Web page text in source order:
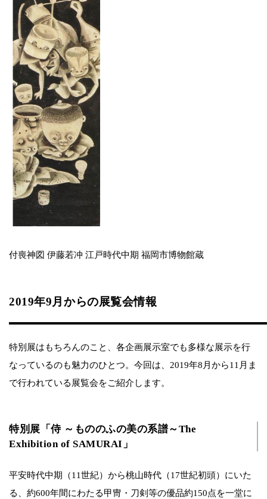
付喪神図 伊藤若冲 江戸時代中期 福岡市博物館蔵
2019年9月からの展覧会情報
特別展はもちろんのこと、各企画展示室でも多様な展示を行
なっているのも魅力のひとつ。今回は、2019年8月から11月ま
で行われている展覧会をご紹介します。
特別展「侍 ～もののふの美の系譜～The
Exhibition of SAMURAI」
平安時代中期（11世紀）から桃山時代（17世紀初頭）にいた
る、約600年間にわたる甲冑・刀剣等の優品約150点を一堂に